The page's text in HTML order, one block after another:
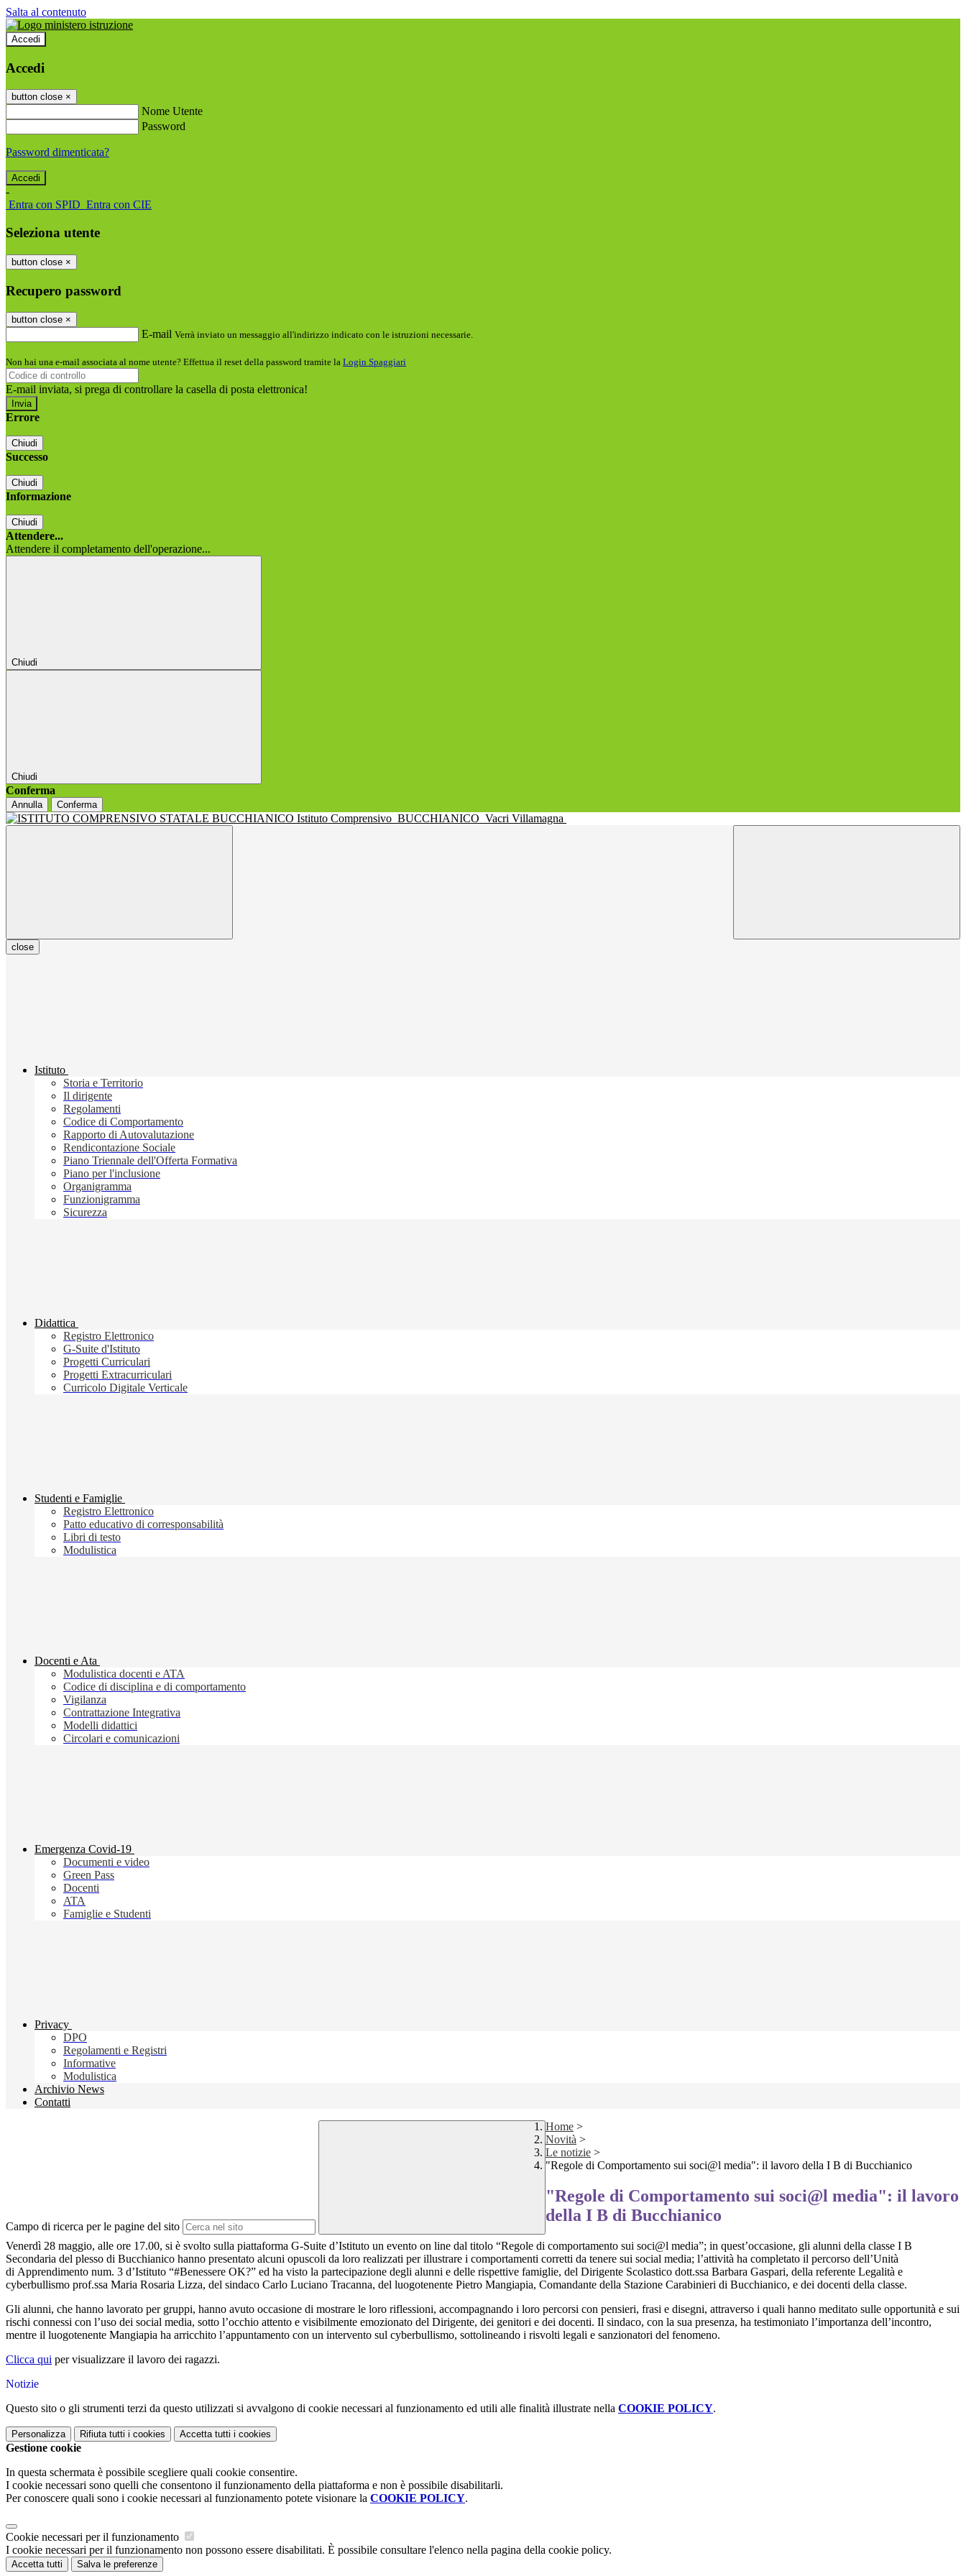
Salta al contenuto
Accedi
Accedi
button close ×
Nome Utente
Password
Password dimenticata?
-
Entra con SPID Entra con CIE
Seleziona utente
button close ×
Recupero password
button close ×
E-mail Verrà inviato un messaggio all'indirizzo indicato con le istruzioni necessarie.
Non hai una e-mail associata al nome utente? Effettua il reset della password tramite la Login Spaggiari
E-mail inviata, si prega di controllare la casella di posta elettronica!
Errore
Chiudi
Successo
Chiudi
Informazione
Chiudi
Attendere...
Attendere il completamento dell'operazione...
Chiudi
Chiudi
Conferma
Annulla Conferma
Istituto Comprensivo BUCCHIANICO Vacri Villamagna
close
Istituto
Storia e Territorio
Il dirigente
Regolamenti
Codice di Comportamento
Rapporto di Autovalutazione
Rendicontazione Sociale
Piano Triennale dell'Offerta Formativa
Piano per l'inclusione
Organigramma
Funzionigramma
Sicurezza
Didattica
Registro Elettronico
G-Suite d'Istituto
Progetti Curriculari
Progetti Extracurriculari
Curricolo Digitale Verticale
Studenti e Famiglie
Registro Elettronico
Patto educativo di corresponsabilità
Libri di testo
Modulistica
Docenti e Ata
Modulistica docenti e ATA
Codice di disciplina e di comportamento
Vigilanza
Contrattazione Integrativa
Modelli didattici
Circolari e comunicazioni
Emergenza Covid-19
Documenti e video
Green Pass
Docenti
ATA
Famiglie e Studenti
Privacy
DPO
Regolamenti e Registri
Informative
Modulistica
Archivio News
Contatti
Campo di ricerca per le pagine del sito
Home >
Novità >
Le notizie >
"Regole di Comportamento sui soci@l media": il lavoro della I B di Bucchianico
"Regole di Comportamento sui soci@l media": il lavoro
della I B di Bucchianico
Venerdì 28 maggio, alle ore 17.00, si è svolto sulla piattaforma G-Suite d’Istituto un evento on line dal titolo “Regole di comportamento sui soci@l media”; in quest’occasione, gli alunni della classe I B
Secondaria del plesso di Bucchianico hanno presentato alcuni opuscoli da loro realizzati per illustrare i comportamenti corretti da tenere sui social media; l’attività ha completato il percorso dell’Unità
di Apprendimento num. 3 d’Istituto “#Benessere OK?” ed ha visto la partecipazione degli alunni e delle rispettive famiglie, del Dirigente Scolastico dott.ssa Barbara Gaspari, della referente Legalità e
cyberbullismo prof.ssa Maria Rosaria Lizza, del sindaco Carlo Luciano Tracanna, del luogotenente Pietro Mangiapia, Comandante della Stazione Carabinieri di Bucchianico, e dei docenti della classe.
Gli alunni, che hanno lavorato per gruppi, hanno avuto occasione di mostrare le loro riflessioni, accompagnando i loro percorsi con pensieri, frasi e disegni, attraverso i quali hanno meditato sulle opportunità e sui
rischi connessi con l’uso dei social media, sotto l’occhio attento e visibilmente emozionato del Dirigente, dei genitori e dei docenti. Il sindaco, con la sua presenza, ha testimoniato l’importanza dell’incontro,
mentre il luogotenente Mangiapia ha arricchito l’appuntamento con un intervento sul cyberbullismo, sottolineando i risvolti legali e sanzionatori del fenomeno.
Clicca qui per visualizzare il lavoro dei ragazzi.
Notizie
Questo sito o gli strumenti terzi da questo utilizzati si avvalgono di cookie necessari al funzionamento ed utili alle finalità illustrate nella COOKIE POLICY.
Personalizza Rifiuta tutti i cookies Accetta tutti i cookies
Gestione cookie
In questa schermata è possibile scegliere quali cookie consentire.
I cookie necessari sono quelli che consentono il funzionamento della piattaforma e non è possibile disabilitarli.
Per conoscere quali sono i cookie necessari al funzionamento potete visionare la COOKIE POLICY.
Cookie necessari per il funzionamento
I cookie necessari per il funzionamento non possono essere disabilitati. È possibile consultare l'elenco nella pagina della cookie policy.
Accetta tutti Salva le preferenze